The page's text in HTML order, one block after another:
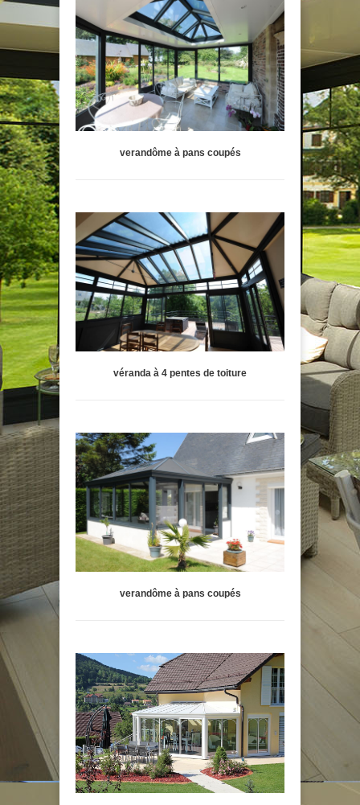
verandôme à pans coupés
véranda à 4 pentes de toiture
verandôme à pans coupés